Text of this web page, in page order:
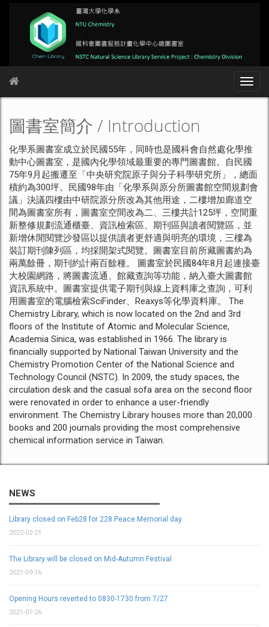
圖書室簡介 / Introduction
化學系圖書室成立於民國55年，同時也是國科會自然處化學推
動中心圖書室，是國內化學領域最重要的專門圖書館。自民國
75年9月起搬遷至「中央研究院原子與分子科學研究所」，總面
積約為300坪。民國98年由「化學系與原分所圖書館空間規劃會
議」決議四樓由中研院原分所改為其他用途，二樓增加廊道空
間為圖書室所有，圖書室空間改為二、三樓共計125坪，空間重
新整修規劃流通櫃臺、資訊檢索區、期刊區與讀者閱覽區，並
新增休閒閱覽沙發區以提供讀者更舒適與明亮的環境，三樓為
裝訂期刊陳列區，均採開架式閱覽。圖書室目前所藏圖書約為
兩萬餘冊，期刊約計兩百餘種。 圖書室於民國84年8月起連接臺
大校園網路，將圖書流通、館藏查詢等功能，納入臺大圖書館
資訊系統中。圖書室提供電子期刊與線上資料庫之查詢，可利
用圖書室的電腦檢索SciFinder、Reaxys等化學資料庫。 The
Chemistry Library, which is now located on the 2nd and 3rd
floors of the Institute of Atomic and Molecular Science,
Academia Sinica, was established in 1966. The library is
financially supported by National Taiwan University and the
Chemistry Promotion Center of the National Science and
Technology Council (NSTC). In 2009, the study spaces, the
circulation desk and the casual sofa area on the second floor
were renovated in order to enhance a user-friendly
environment. The Chemistry Library houses more than 20,000
books and 200 journals providing the most comprehensive
chemical information service in Taiwan.
NEWS
Library closed on Feb28 for 228 Peace Memorial day
2022-02-21
The Library will be closed on Mid-Autumn Festival
2021-09-16
Opening Hours reverted to 0830-1730 from 7/27
2021-07-26